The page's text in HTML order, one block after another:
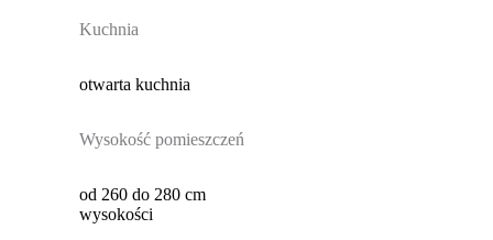
Kuchnia
otwarta kuchnia
Wysokość pomieszczeń
od 260 do 280 cm
wysokości